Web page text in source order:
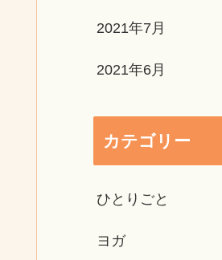
2021年7月
2021年6月
カテゴリー
ひとりごと
ヨガ